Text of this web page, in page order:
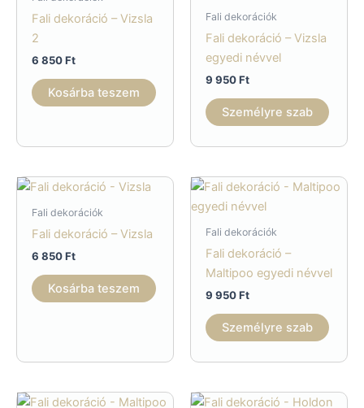
Fali dekoráció – Vizsla
2
6 850Ft
Kosárba teszem
Fali dekorációk
Fali dekoráció – Vizsla
egyedi névvel
9 950Ft
Személyre szab
Fali dekorációk
Fali dekoráció – Vizsla
6 850Ft
Kosárba teszem
Fali dekorációk
Fali dekoráció –
Maltipoo egyedi névvel
9 950Ft
Személyre szab